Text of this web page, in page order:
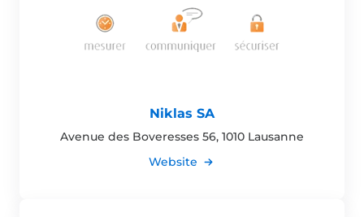
Niklas SA
Avenue des Boveresses 56, 1010 Lausanne
Website